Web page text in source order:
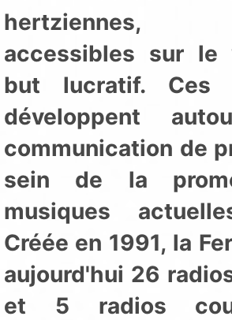
hertziennes,
accessibles sur le
but lucratif. Ces
développent
communication de
sein de la
musiques
Créée en 1991, la
aujourd'hui 26
et 5 radios